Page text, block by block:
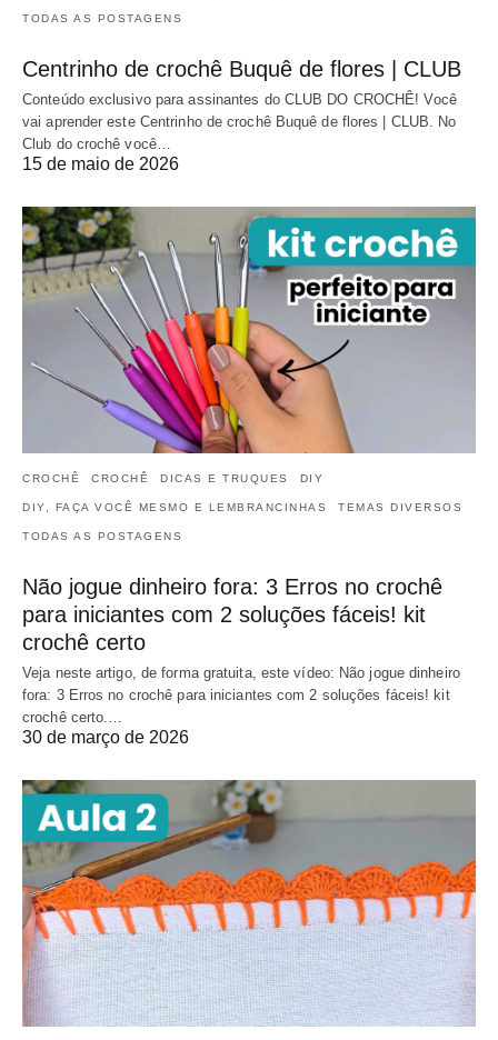
TODAS AS POSTAGENS
Centrinho de crochê Buquê de flores | CLUB
Conteúdo exclusivo para assinantes do CLUB DO CROCHÊ! Você
vai aprender este Centrinho de crochê Buquê de flores | CLUB. No
Club do crochê você…
15 de maio de 2026
CROCHÊ CROCHÊ DICAS E TRUQUES DIY
DIY, FAÇA VOCÊ MESMO E LEMBRANCINHAS TEMAS DIVERSOS
TODAS AS POSTAGENS
Não jogue dinheiro fora: 3 Erros no crochê
para iniciantes com 2 soluções fáceis! kit
crochê certo
Veja neste artigo, de forma gratuita, este vídeo: Não jogue dinheiro
fora: 3 Erros no crochê para iniciantes com 2 soluções fáceis! kit
crochê certo.…
30 de março de 2026